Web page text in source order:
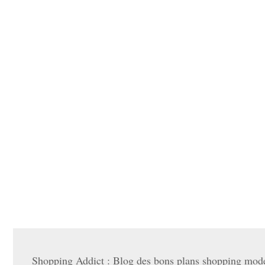
Shopping Addict : Blog des bons plans shopping